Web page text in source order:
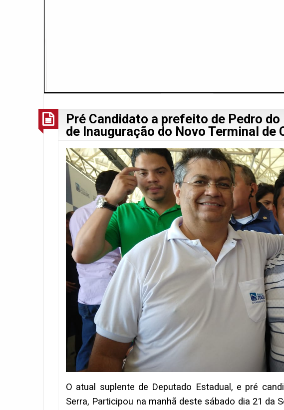
Pré Candidato a prefeito de Pedro
de Inauguração do Novo Terminal de
O atual suplente de Deputado Estadual, e pré
Serra, Participou na manhã deste sábado dia 21 da